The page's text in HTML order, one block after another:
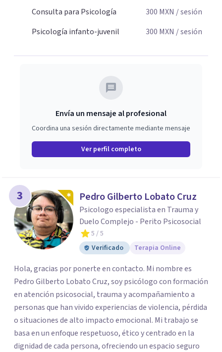
Consulta para Psicología
300 MXN / sesión
Psicología infanto-juvenil
300 MXN / sesión
Envía un mensaje al profesional
Coordina una sesión directamente mediante mensaje
Ver perfil completo
3 Pedro Gilberto Lobato Cruz
Psicologo especialista en Trauma y
Duelo Complejo - Perito Psicosocial
5 / 5
Verificado
Terapia Online
Hola, gracias por ponerte en contacto. Mi nombre es
Pedro Gilberto Lobato Cruz, soy psicólogo con formación
en atención psicosocial, trauma y acompañamiento a
personas que han vivido experiencias de violencia, pérdida
o situaciones de alto impacto emocional. Mi trabajo se
basa en un enfoque respetuoso, ético y centrado en la
dignidad de cada persona, ofreciendo un espacio seguro